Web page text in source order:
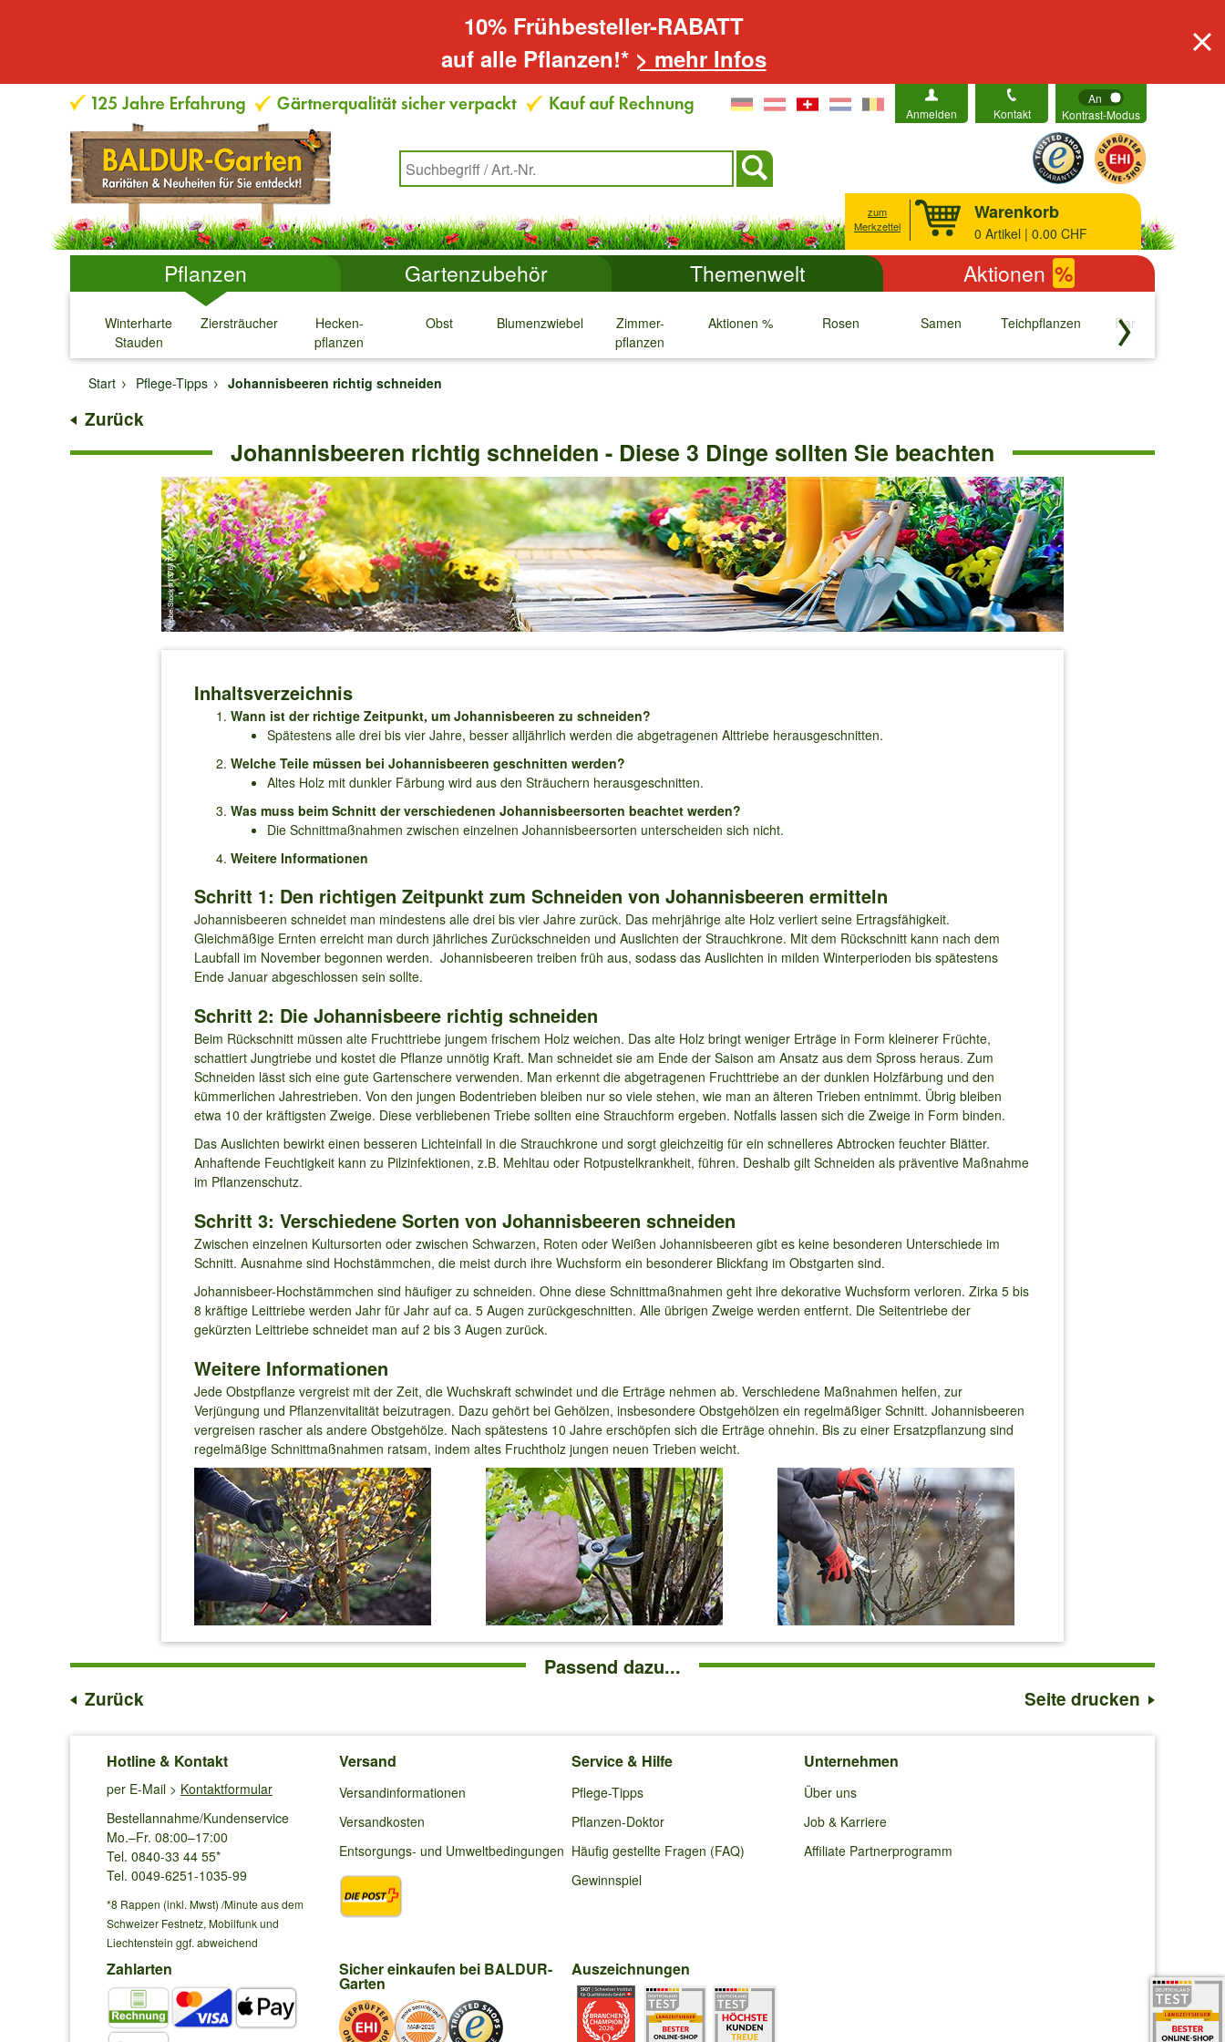
10% Frühbesteller-RABATT
auf alle Pflanzen!* > mehr Infos
Anmelden Kontakt
An
Kontrast-Modus
zum
Merkzettel
Warenkorb
0 Artikel | 0.00 CHF
Pflanzen Gartenzubehör Themenwelt Aktionen %
Winterharte
Stauden
↓
Ziersträucher
↓
Hecken-
pflanzen
↓
Obst
↓
Blumenzwiebeln
↓
Zimmer-
pflanzen
↓
Aktionen %
↓
Rosen
↓
Samen
↓
Teichpflanzen
↓
Raritäten
↓
Start
Pflege-Tipps Johannisbeeren richtig schneiden
Zurück
Johannisbeeren richtig schneiden - Diese 3 Dinge sollten Sie beachten
Inhaltsverzeichnis
Wann ist der richtige Zeitpunkt, um Johannisbeeren zu schneiden?
Spätestens alle drei bis vier Jahre, besser alljährlich werden die abgetragenen Alttriebe herausgeschnitten.
Welche Teile müssen bei Johannisbeeren geschnitten werden?
Altes Holz mit dunkler Färbung wird aus den Sträuchern herausgeschnitten.
Was muss beim Schnitt der verschiedenen Johannisbeersorten beachtet werden?
Die Schnittmaßnahmen zwischen einzelnen Johannisbeersorten unterscheiden sich nicht.
Weitere Informationen
Schritt 1: Den richtigen Zeitpunkt zum Schneiden von Johannisbeeren ermitteln
Johannisbeeren schneidet man mindestens alle drei bis vier Jahre zurück. Das mehrjährige alte Holz verliert seine Ertragsfähigkeit.
Gleichmäßige Ernten erreicht man durch jährliches Zurückschneiden und Auslichten der Strauchkrone. Mit dem Rückschnitt kann nach dem
Laubfall im November begonnen werden. Johannisbeeren treiben früh aus, sodass das Auslichten in milden Winterperioden bis spätestens
Ende Januar abgeschlossen sein sollte.
Schritt 2: Die Johannisbeere richtig schneiden
Beim Rückschnitt müssen alte Fruchttriebe jungem frischem Holz weichen. Das alte Holz bringt weniger Erträge in Form kleinerer Früchte,
schattiert Jungtriebe und kostet die Pflanze unnötig Kraft. Man schneidet sie am Ende der Saison am Ansatz aus dem Spross heraus. Zum
Schneiden lässt sich eine gute Gartenschere verwenden. Man erkennt die abgetragenen Fruchttriebe an der dunklen Holzfärbung und den
kümmerlichen Jahrestrieben. Von den jungen Bodentrieben bleiben nur so viele stehen, wie man an älteren Trieben entnimmt. Übrig bleiben
etwa 10 der kräftigsten Zweige. Diese verbliebenen Triebe sollten eine Strauchform ergeben. Notfalls lassen sich die Zweige in Form binden.
Das Auslichten bewirkt einen besseren Lichteinfall in die Strauchkrone und sorgt gleichzeitig für ein schnelleres Abtrocken feuchter Blätter.
Anhaftende Feuchtigkeit kann zu Pilzinfektionen, z.B. Mehltau oder Rotpustelkrankheit, führen. Deshalb gilt Schneiden als präventive Maßnahme
im Pflanzenschutz.
Schritt 3: Verschiedene Sorten von Johannisbeeren schneiden
Zwischen einzelnen Kultursorten oder zwischen Schwarzen, Roten oder Weißen Johannisbeeren gibt es keine besonderen Unterschiede im
Schnitt. Ausnahme sind Hochstämmchen, die meist durch ihre Wuchsform ein besonderer Blickfang im Obstgarten sind.
Johannisbeer-Hochstämmchen sind häufiger zu schneiden. Ohne diese Schnittmaßnahmen geht ihre dekorative Wuchsform verloren. Zirka 5 bis
8 kräftige Leittriebe werden Jahr für Jahr auf ca. 5 Augen zurückgeschnitten. Alle übrigen Zweige werden entfernt. Die Seitentriebe der
gekürzten Leittriebe schneidet man auf 2 bis 3 Augen zurück.
Weitere Informationen
Jede Obstpflanze vergreist mit der Zeit, die Wuchskraft schwindet und die Erträge nehmen ab. Verschiedene Maßnahmen helfen, zur
Verjüngung und Pflanzenvitalität beizutragen. Dazu gehört bei Gehölzen, insbesondere Obstgehölzen ein regelmäßiger Schnitt. Johannisbeeren
vergreisen rascher als andere Obstgehölze. Nach spätestens 10 Jahre erschöpfen sich die Erträge ohnehin. Bis zu einer Ersatzpflanzung sind
regelmäßige Schnittmaßnahmen ratsam, indem altes Fruchtholz jungen neuen Trieben weicht.
Passend dazu...
Zurück Seite drucken
Hotline & Kontakt
per E-Mail > Kontaktformular
Bestellannahme/Kundenservice
Mo.–Fr. 08:00–17:00
Tel. 0840-33 44 55*
Tel. 0049-6251-1035-99
*8 Rappen (inkl. Mwst) /Minute aus dem
Schweizer Festnetz, Mobilfunk und
Liechtenstein ggf. abweichend
Versand
Versandinformationen
Versandkosten
Entsorgungs- und Umweltbedingungen
Service & Hilfe
Pflege-Tipps
Pflanzen-Doktor
Häufig gestellte Fragen (FAQ)
Gewinnspiel
Unternehmen
Über uns
Job & Karriere
Affiliate Partnerprogramm
Zahlarten Sicher einkaufen bei BALDUR-
Garten
Auszeichnungen